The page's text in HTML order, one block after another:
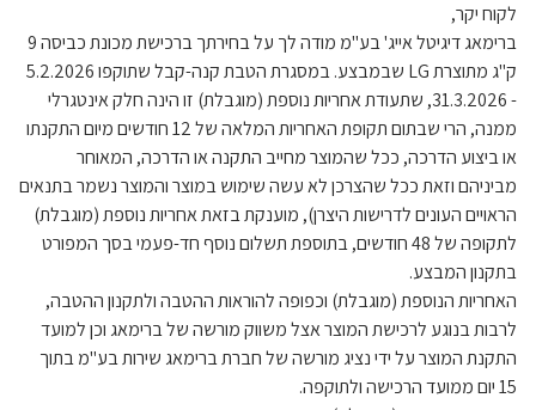
לקוח יקר,
ברימאג דיגיטל אייג' בע"מ מודה לך על בחירתך ברכישת מכונת כביסה 9
ק"ג מתוצרת LG שבמבצע. במסגרת הטבת קנה-קבל שתוקפו 5.2.2026
- 31.3.2026, שתעודת אחריות נוספת (מוגבלת) זו הינה חלק אינטגרלי
ממנה, הרי שבתום תקופת האחריות המלאה של 12 חודשים מיום התקנתו
או ביצוע הדרכה, ככל שהמוצר מחייב התקנה או הדרכה, המאוחר
מביניהם וזאת ככל שהצרכן לא עשה שימוש במוצר והמוצר נשמר בתנאים
הראויים העונים לדרישות היצרן), מוענקת בזאת אחריות נוספת (מוגבלת)
לתקופה של 48 חודשים, בתוספת תשלום נוסף חד-פעמי בסך המפורט
בתקנון המבצע.
האחריות הנוספת (מוגבלת) וכפופה להוראות ההטבה ולתקנון ההטבה,
לרבות בנוגע לרכישת המוצר אצל משווק מורשה של ברימאג וכן למועד
התקנת המוצר על ידי נציג מורשה של חברת ברימאג שירות בע"מ בתוך
15 יום ממועד הרכישה ולתוקפה.